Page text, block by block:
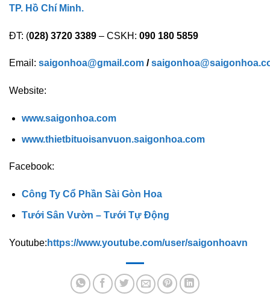
TP. Hồ Chí Minh.
ĐT: (028) 3720 3389 – CSKH: 090 180 5859
Email: saigonhoa@gmail.com /
Website:
www.saigonhoa.com
www.thietbituoisanvuon.saigonhoa.com
Facebook:
Công Ty Cổ Phần Sài Gòn Hoa
Tưới Sân Vườn – Tưới Tự Động
Youtube: https://www.youtube.com/user/saigonhoavn